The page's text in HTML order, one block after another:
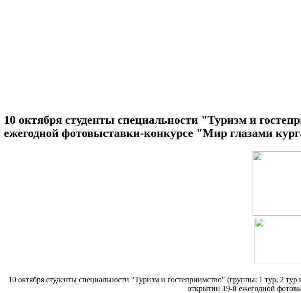
10 октября студенты специальности "Туризм и
ежегодной фотовыставки-конкурсе "Мир глазами
10 октября студенты специальности "Туризм и гостеприимство" (группы: 1 тур, 2
открытии 19-й ежегодной